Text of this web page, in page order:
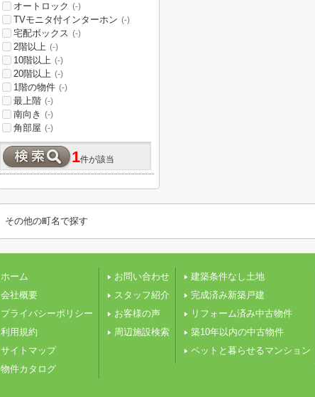
オートロック (-)
TVモニタ付インターホン (-)
宅配ボックス (-)
2階以上 (-)
10階以上 (-)
20階以上 (-)
1階の物件 (-)
最上階 (-)
南向き (-)
角部屋 (-)
1件が該当
その他の町名で探す
ホーム
会社概要
プライバシーポリシー
利用規約
サイトマップ
物件カタログ
お問い合わせ
スタッフ紹介
お客様の声
周辺施設検索
建築条件なし土地
完成済み新築戸建
リフォーム済み中古物件
築10年以内の中古物件
ペットと暮らせるマンション